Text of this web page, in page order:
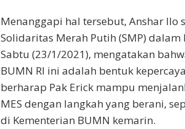
Menanggapi hal tersebut, Anshar Ilo
Solidaritas Merah Putih (SMP)
Sabtu (23/1/2021), mengatakan
BUMN RI ini adalah bentuk
berharap Pak Erick mampu
MES dengan langkah yang berani,
di Kementerian BUMN kemarin.